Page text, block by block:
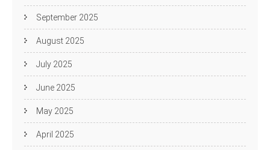
September 2025
August 2025
July 2025
June 2025
May 2025
April 2025